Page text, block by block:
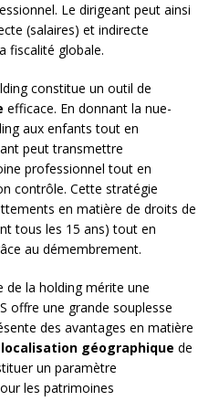
Le dirigeant peut ainsi
(salaires) et indirecte
fiscalité globale.
constitue un outil de
efficace. En donnant la nue-
aux enfants tout en
peut transmettre
professionnel tout en
contrôle. Cette stratégie
en matière de droits de
tous les 15 ans) tout en
au démembrement.
de la holding mérite une
offre une grande souplesse
des avantages en matière
localisation géographique de
un paramètre
les patrimoines